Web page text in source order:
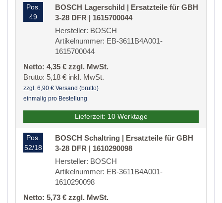
Pos.
49
BOSCH Lagerschild | Ersatzteile für GBH
3-28 DFR | 1615700044
Hersteller: BOSCH
Artikelnummer: EB-3611B4A001-
1615700044
Netto: 4,35 € zzgl. MwSt.
Brutto: 5,18 € inkl. MwSt.
zzgl. 6,90 € Versand (brutto)
einmalig pro Bestellung
Lieferzeit: 10 Werktage
Pos.
52/18
BOSCH Schaltring | Ersatzteile für GBH
3-28 DFR | 1610290098
Hersteller: BOSCH
Artikelnummer: EB-3611B4A001-
1610290098
Netto: 5,73 € zzgl. MwSt.